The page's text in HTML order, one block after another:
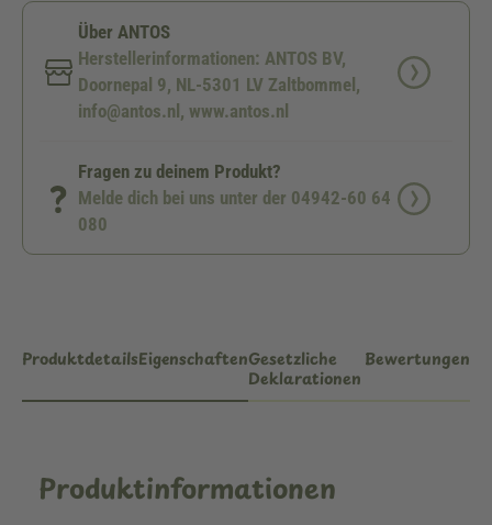
Über ANTOS
Herstellerinformationen: ANTOS BV,
Doornepal 9, NL-5301 LV Zaltbommel,
info@antos.nl, www.antos.nl
Fragen zu deinem Produkt?
Melde dich bei uns unter der 04942-60 64
080
ProduktdetailsEigenschaftenGesetzliche
Deklarationen
Bewertungen
Produktinformationen